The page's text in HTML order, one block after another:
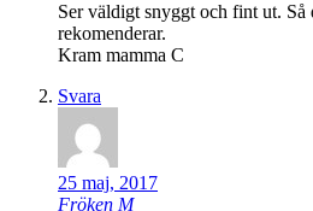
Ser väldigt snyggt och fint ut. Så
rekomenderar.
Kram mamma C
Svara
25 maj, 2017
Fröken M